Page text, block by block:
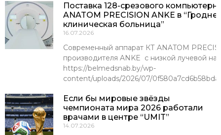
Поставка 128-срезового
ANATOM PRECISION ANKE в
клиническая больница”
16.07.2026
Современный аппарат КТ ANATOM
производителя ANKE с низкой лучевой
https://belmedsnab.by/wp-
content/uploads/2026/07/
Если бы мировые звёзды
чемпионата мира 2026 работали
врачами в центре “UMIT”
14.07.2026